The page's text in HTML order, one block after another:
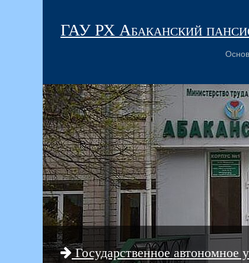
ГАУ РХ Абаканский
Государственное автономное